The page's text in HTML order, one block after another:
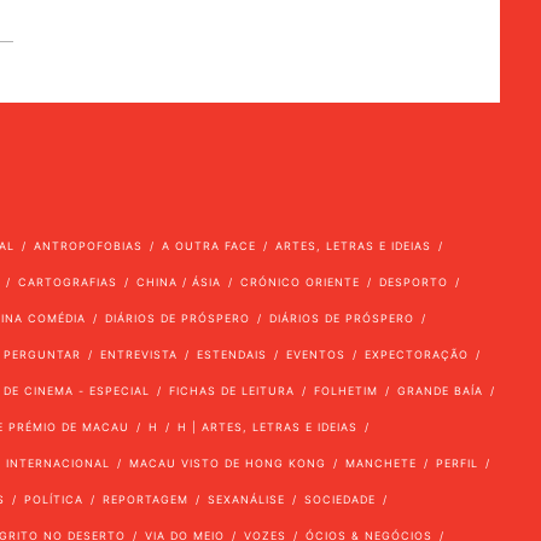
ANTROPOFOBIAS A OUTRA FACE ARTES, LETRAS E IDEIAS
CARTOGRAFIAS CHINA / ÁSIA CRÓNICO ORIENTE DESPORTO
COMÉDIA DIÁRIOS DE PRÓSPERO DIÁRIOS DE PRÓSPERO
ENTREVISTA ESTENDAIS EVENTOS EXPECTORAÇÃO
CINEMA - ESPECIAL FICHAS DE LEITURA FOLHETIM GRANDE BAÍA
PRÉMIO DE MACAU H H | ARTES, LETRAS E IDEIAS
INTERNACIONAL MACAU VISTO DE HONG KONG MANCHETE PERFIL
POLÍTICA REPORTAGEM SEXANÁLISE SOCIEDADE
NO DESERTO VIA DO MEIO VOZES ÓCIOS & NEGÓCIOS